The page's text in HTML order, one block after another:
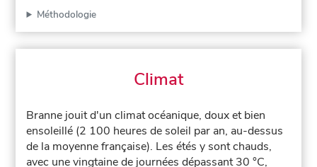
Méthodologie
Climat
Branne jouit d'un climat océanique, doux et bien
ensoleillé (2 100 heures de soleil par an, au-dessus
de la moyenne française). Les étés y sont chauds,
avec une vingtaine de journées dépassant 30 °C,